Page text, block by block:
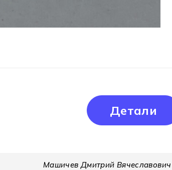
Детали
Машичев Дмитрий Вячеславович